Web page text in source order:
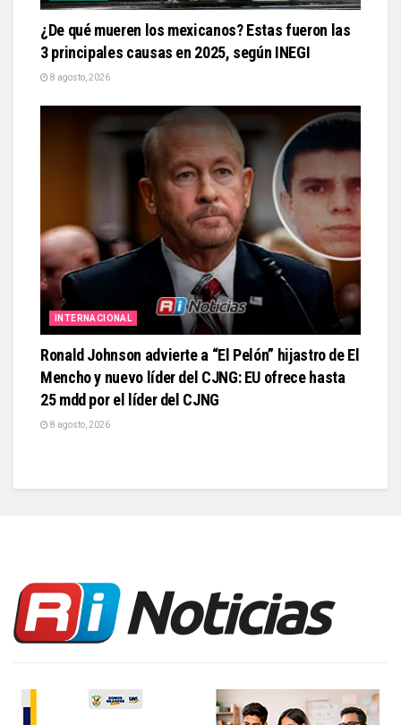
¿De qué mueren los mexicanos? Estas fueron las
3 principales causas en 2025, según INEGI
8 agosto, 2026
INTERNACIONAL
Ronald Johnson advierte a “El Pelón” hijastro de El
Mencho y nuevo líder del CJNG: EU ofrece hasta
25 mdd por el líder del CJNG
8 agosto, 2026